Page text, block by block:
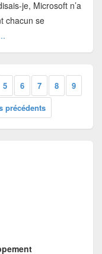
je, Microsoft n’a
chacun se
5 6 7 8
9
précédents